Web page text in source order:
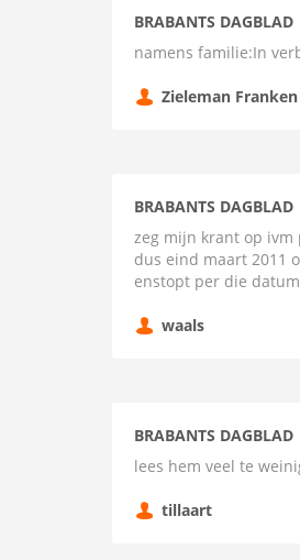
BRABANTS DAGBLAD
namens familie:In
Zieleman Franken
BRABANTS DAGBLAD
zeg mijn krant op
dus eind maart 2011
enstopt per die
waals
BRABANTS DAGBLAD
lees hem veel te
tillaart